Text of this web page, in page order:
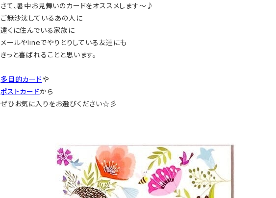
さて、暑中お見舞いのカードをオススメします～♪
ご無沙汰しているあの人に
遠くに住んでいる家族に
メールやlineでやりとりしている友達にも
きっと喜ばれることと思います。
多目的カードや
ポストカードから
ぜひお気に入りをお選びください☆彡